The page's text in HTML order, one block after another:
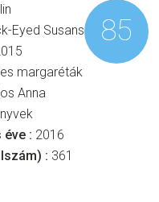
Eyed Susans
margaréták
Anna
éve : 2016
: 361
85